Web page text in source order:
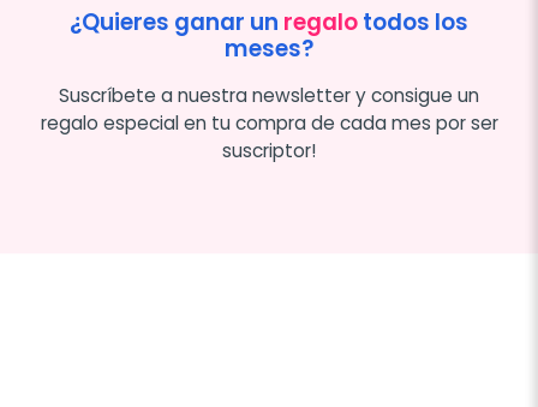
¿Quieres ganar un regalotodos los
meses?
Suscríbete a nuestra newsletter y consigue un
regalo especial en tu compra de cada mes por ser
suscriptor!